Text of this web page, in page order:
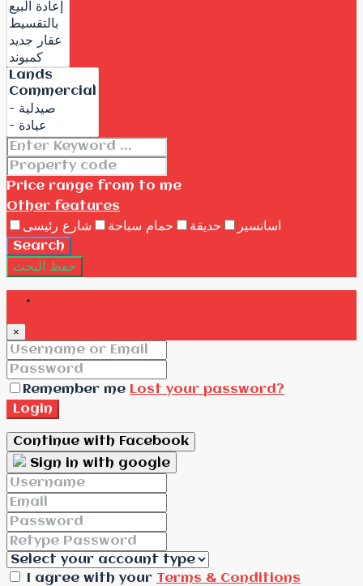
Price range from to me
Other features
اسانسير
حديقة حمام سباحة
شارع رئيسى
Search
حفظ البحث
×
Remember me Lost your password?
Login
Continue with Facebook
Sign in with google
I agree with your Terms & Conditions